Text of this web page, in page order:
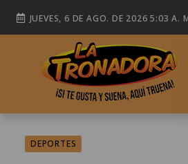
JUEVES, 6 DE AGO. DE 2026 5:03 A.
DEPORTES